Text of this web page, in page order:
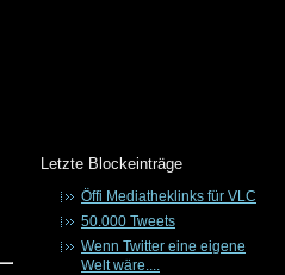
Letzte Blockeinträge
Öffi Mediatheklinks für VLC
50.000 Tweets
Wenn Twitter eine eigene
Welt wäre....